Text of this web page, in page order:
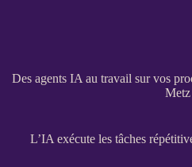
Des agents IA au travail sur vos
Metz
L’IA exécute les tâches